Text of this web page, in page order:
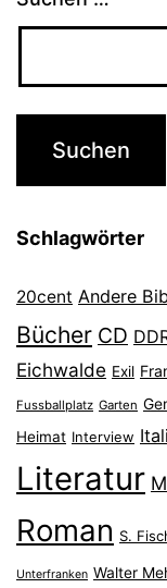
Schlagwörter
20cent Andere
Bücher CD
Eichwalde Exil
Fussballplatz Garten
Heimat Interview
Literatur
Roman S.
Unterfranken Walter